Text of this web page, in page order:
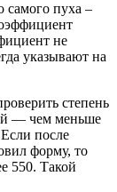
самого пуха –
не
указывают на
степень
— чем меньше
после
форму, то
550. Такой